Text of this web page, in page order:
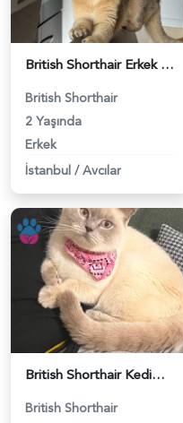
British Shorthair Erkek Kızgınlıkta - 118984651
British Shorthair
2 Yaşında
Erkek
İstanbul / Avcılar
British Shorthair Kedime Eş Arıyorum - 118984649
British Shorthair